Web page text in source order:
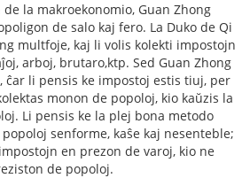
la makroekonomio, Guan Zhong
de salo kaj fero. La Duko de Qi
multfoje, kaj li volis kolekti impostojn
arboj, brutaro,ktp. Sed Guan Zhong
ĉar li pensis ke impostoj estis tiuj, per
monon de popoloj, kio kaŭzis la
Li pensis ke la plej bona metodo
senforme, kaŝe kaj nesenteble;
en prezon de varoj, kio ne
de popoloj.